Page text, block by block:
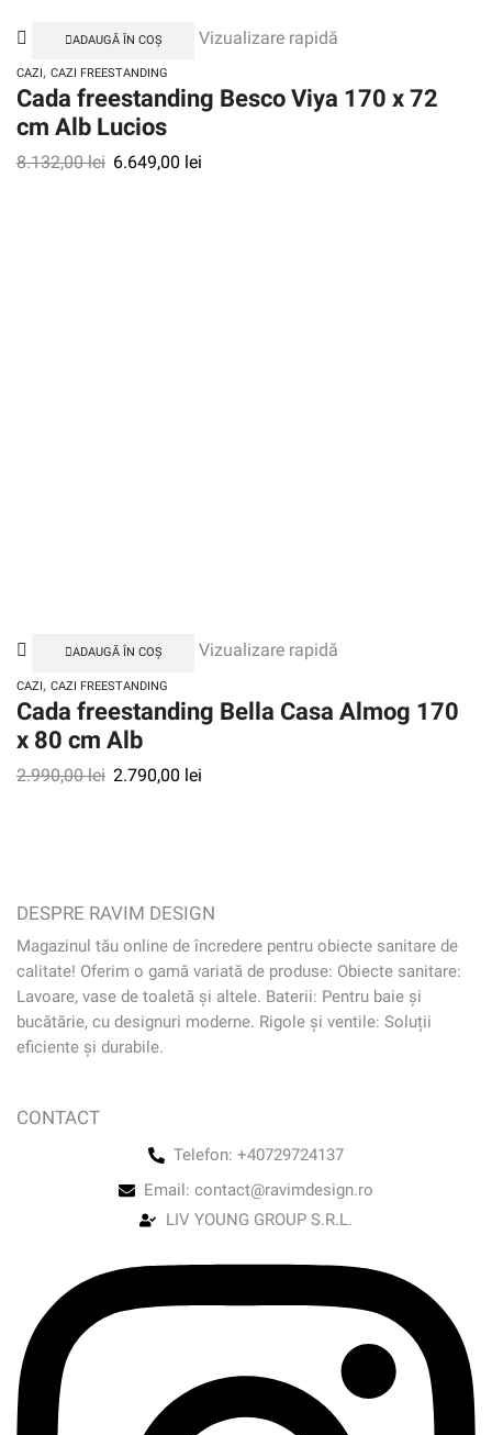
ADAUGĂ ÎN COȘ Vizualizare rapidă
CAZI, CAZI FREESTANDING
Cada freestanding Besco Viya 170 x 72
cm Alb Lucios
8.132,00lei 6.649,00 lei
ADAUGĂ ÎN COȘ Vizualizare rapidă
CAZI, CAZI FREESTANDING
Cada freestanding Bella Casa Almog 170
x 80 cm Alb
2.990,00lei 2.790,00 lei
DESPRE RAVIM DESIGN
Magazinul tău online de încredere pentru obiecte sanitare de
calitate! Oferim o gamă variată de produse: Obiecte sanitare:
Lavoare, vase de toaletă și altele. Baterii: Pentru baie și
bucătărie, cu designuri moderne. Rigole și ventile: Soluții
eficiente și durabile.
CONTACT
Telefon: +40729724137
Email: contact@ravimdesign.ro
LIV YOUNG GROUP S.R.L.